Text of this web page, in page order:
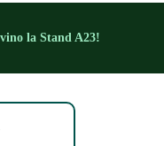
la Stand A23!